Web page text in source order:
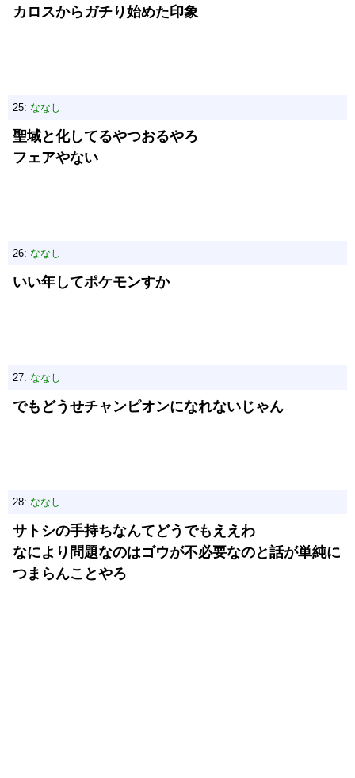
カロスからガチり始めた印象
25: ななし
聖域と化してるやつおるやろ
フェアやない
26: ななし
いい年してポケモンすか
27: ななし
でもどうせチャンピオンになれないじゃん
28: ななし
サトシの手持ちなんてどうでもええわ
なにより問題なのはゴウが不必要なのと話が単純に
つまらんことやろ